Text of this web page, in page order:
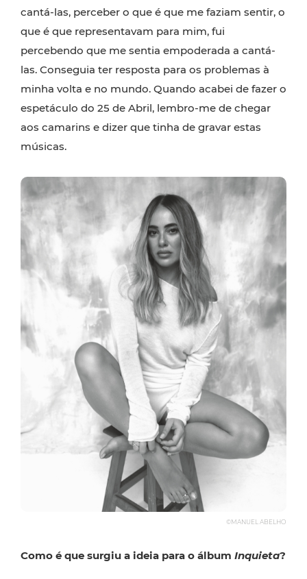
cantá-las, perceber o que é que me faziam sentir, o
que é que representavam para mim, fui
percebendo que me sentia empoderada a cantá-
las. Conseguia ter resposta para os problemas à
minha volta e no mundo. Quando acabei de fazer o
espetáculo do 25 de Abril, lembro-me de chegar
aos camarins e dizer que tinha de gravar estas
músicas.
©MANUEL ABELHO
Como é que surgiu a ideia para o álbum Inquieta?